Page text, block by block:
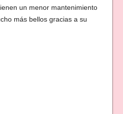
un menor mantenimiento
más bellos gracias a su